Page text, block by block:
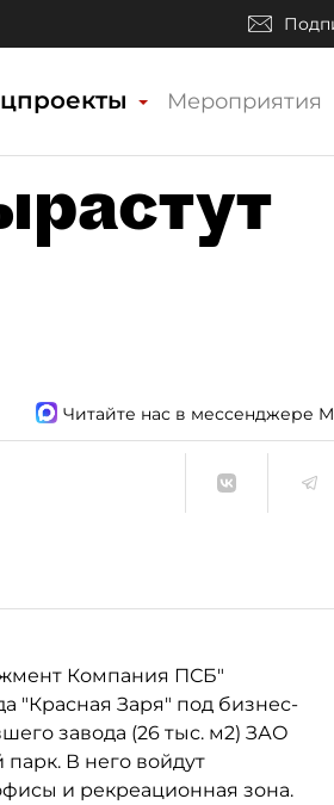
Мероприятия
Читайте нас в мессенджере
Компания ПСБ"
"Красная Заря" под бизнес-
завода (26 тыс. м2) ЗАО
В него войдут
и рекреационная зона.